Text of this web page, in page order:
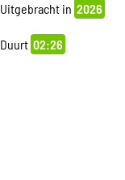
Uitgebracht in 2026
Duurt 02:26